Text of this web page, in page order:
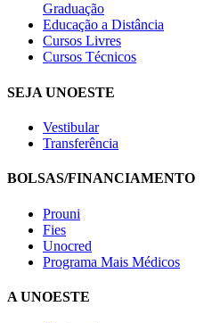
Graduação
Educação a Distância
Cursos Livres
Cursos Técnicos
SEJA UNOESTE
Vestibular
Transferência
BOLSAS/FINANCIAMENTO
Prouni
Fies
Unocred
Programa Mais Médicos
A UNOESTE